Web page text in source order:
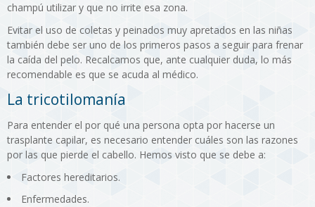
champú utilizar y que no irrite esa zona.
Evitar el uso de coletas y peinados muy apretados en las niñas
también debe ser uno de los primeros pasos a seguir para frenar
la caída del pelo. Recalcamos que, ante cualquier duda, lo más
recomendable es que se acuda al médico.
La tricotilomanía
Para entender el por qué una persona opta por hacerse un
trasplante capilar, es necesario entender cuáles son las razones
por las que pierde el cabello. Hemos visto que se debe a:
Factores hereditarios.
Enfermedades.